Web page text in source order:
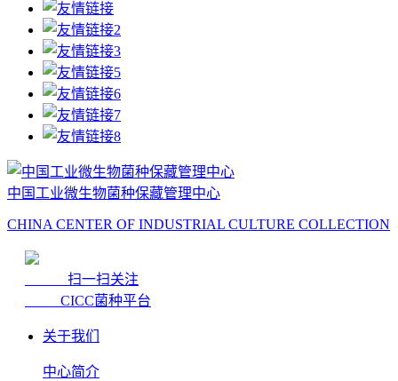
中国工业微生物菌种保藏管理中心
CHINA CENTER OF INDUSTRIAL CULTURE COLLECTION
扫一扫关注
CICC菌种平台
关于我们
中心简介